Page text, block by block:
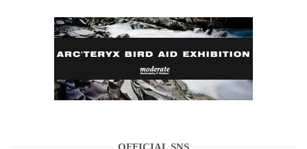
OFFICIAL SNS